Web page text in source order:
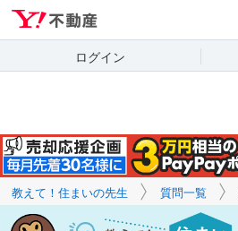
ログイン
教えて！住まいの先生 質問一覧